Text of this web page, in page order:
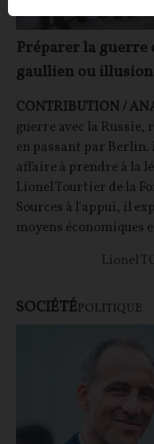
Préparer la guerre
gaullien ou
CONTRIBUTION /
guerre avec la
en passant par Berlin.
affaire à prendre à la
Lionel Tourtier de la
Sources à l'appui, il
moyens
Lionel
SOCIÉTÉPOLITIQUE